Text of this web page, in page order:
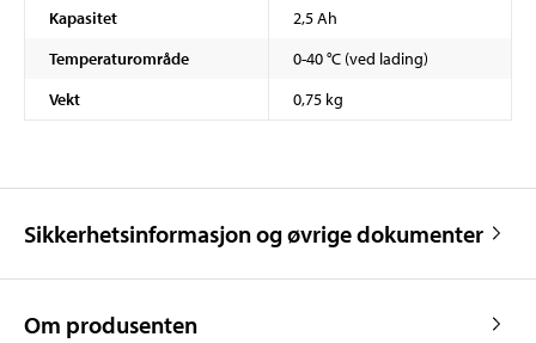
Kapasitet
2,5 Ah
Temperaturområde
0-40 °C (ved lading)
Vekt
0,75 kg
Sikkerhetsinformasjon og øvrige dokumenter
Om produsenten